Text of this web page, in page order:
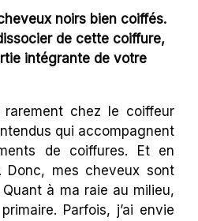
noirs bien coiffés.
de cette coiffure,
intégrante de votre
chez le coiffeur
qui accompagnent
de coiffures. Et en
Donc, mes cheveux sont
à ma raie au milieu,
Parfois, j’ai envie